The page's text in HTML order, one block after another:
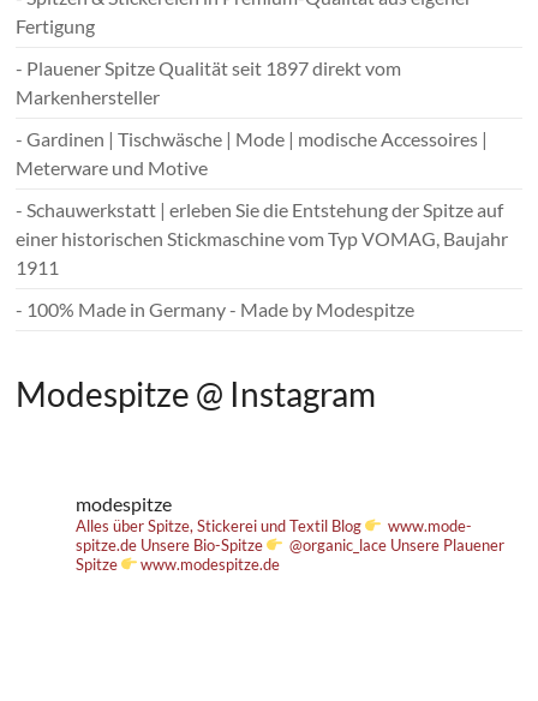
Fertigung
- Plauener Spitze Qualität seit 1897 direkt vom
Markenhersteller
- Gardinen | Tischwäsche | Mode | modische Accessoires |
Meterware und Motive
- Schauwerkstatt | erleben Sie die Entstehung der Spitze auf
einer historischen Stickmaschine vom Typ VOMAG, Baujahr
1911
- 100% Made in Germany - Made by Modespitze
Modespitze @ Instagram
modespitze
Alles über Spitze, Stickerei und Textil Blog
www.mode-
spitze.de Unsere Bio-Spitze @organic_lace Unsere Plauener
Spitze
www.modespitze.de